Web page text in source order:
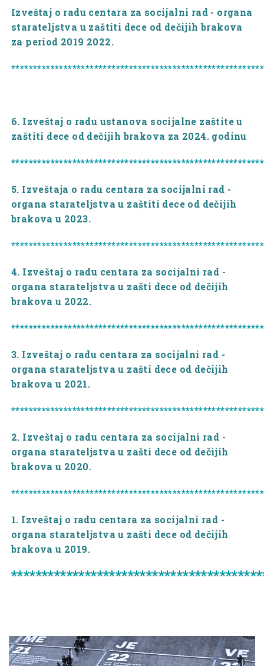
Izveštaj o radu centara za socijalni rad - organa
starateljstva u zaštiti dece od dečijih brakova
za period 2019 2022.
6. Izveštaj o radu ustanova socijalne zaštite u
zaštiti dece od dečijih brakova za 2024. godinu
5. Izveštaja o radu centara za socijalni rad -
organa starateljstva u zaštiti dece od dečijih
brakova u 2023.
4. Izveštaj o radu centara za socijalni rad -
organa starateljstva u zašti dece od dečijih
brakova u 2022.
3. Izveštaj o radu centara za socijalni rad -
organa starateljstva u zašti dece od dečijih
brakova u 2021.
2. Izveštaj o radu centara za socijalni rad -
organa starateljstva u zašti dece od dečijih
brakova u 2020.
1. Izveštaj o radu centara za socijalni rad -
organa starateljstva u zašti dece od dečijih
brakova u 2019.